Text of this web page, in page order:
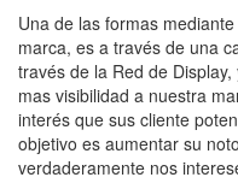
Una de las formas
marca, es a través de una
través de la Red de
mas visibilidad a nuestra
interés que sus cliente
objetivo es aumentar su
verdaderamente nos